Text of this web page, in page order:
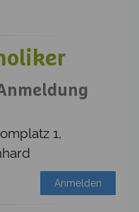
1,
Anmelden